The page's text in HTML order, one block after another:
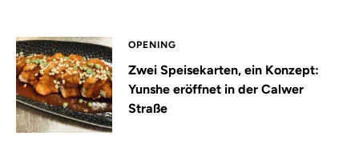
OPENING
Zwei Speisekarten, ein Konzept:
Yunshe eröffnet in der Calwer
Straße